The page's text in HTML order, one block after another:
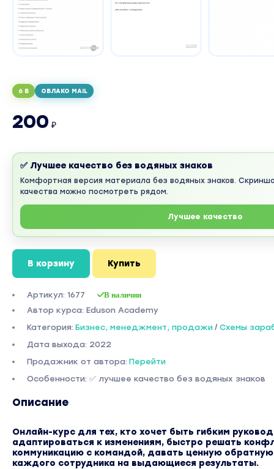
6 Б ОБЛАКО MAIL
200 ₽
✅ Лучшее качество без водяных знаков
Комфортная версия материала без водяных знаков.
качества можно посмотреть рядом.
Лучшее качество
В корзину Купить
Артикул: 1677 В наличии
Автор курса: Eduson Academy
Категория: Бизнес, менеджмент, продажи / Схемы
Дата выхода: 2022
Продажник от автора: Перейти
Особенности: ✅ лучшее качество без водяных знаков
Описание
Онлайн-курс для тех, кто хочет быть гибким
адаптироваться к изменениям, быстро решать
коммуникацию с командой, давать ценную обратную
каждого сотрудника на выдающиеся результаты.​